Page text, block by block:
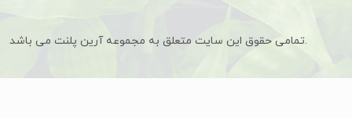
تمامی حقوق این سایت متعلق به مجموعه آرین پلنت می باشد.